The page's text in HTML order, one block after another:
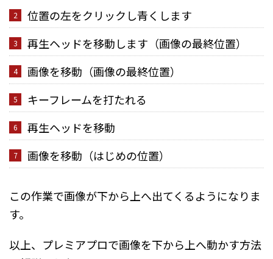
位置の左をクリックし青くします
再生ヘッドを移動します（画像の最終位置）
画像を移動（画像の最終位置）
キーフレームを打たれる
再生ヘッドを移動
画像を移動（はじめの位置）
この作業で画像が下から上へ出てくるようになりま
す。
以上、プレミアプロで画像を下から上へ動かす方法